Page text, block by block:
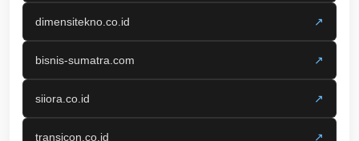
dimensitekno.co.id ↗
bisnis-sumatra.com ↗
siiora.co.id ↗
transicon.co.id ↗